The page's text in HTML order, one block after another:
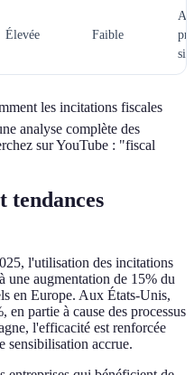
Élevée Faible
les incitations fiscales
analyse complète des
sur YouTube : "fiscal
tendances
l'utilisation des incitations
une augmentation de 15% du
en Europe. Aux États-Unis,
en partie à cause des processus
l'efficacité est renforcée
sensibilisation accrue.